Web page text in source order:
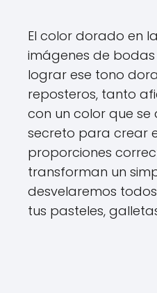
El color dorado en
imágenes de bodas
lograr ese tono
reposteros, tanto
con un color que
secreto para crear
proporciones
transforman un
desvelaremos
tus pasteles,